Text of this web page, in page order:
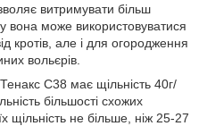
витримувати більш
вона може використовуватися
кротів, але і для огородження
вольєрів.
С38 має щільність 40г/
більшості схожих
щільність не більше, ніж 25-27